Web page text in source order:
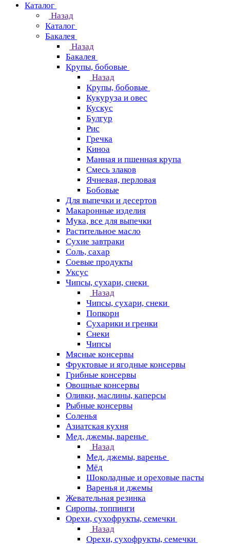
Каталог
Назад
Каталог
Бакалея
Назад
Бакалея
Крупы, бобовые
Назад
Крупы, бобовые
Кукуруза и овес
Кускус
Булгур
Рис
Гречка
Киноа
Манная и пшенная крупа
Смесь злаков
Ячневая, перловая
Бобовые
Для выпечки и десертов
Макаронные изделия
Мука, все для выпечки
Растительное масло
Сухие завтраки
Соль, сахар
Соевые продукты
Уксус
Чипсы, сухари, снеки
Назад
Чипсы, сухари, снеки
Попкорн
Сухарики и гренки
Снеки
Чипсы
Мясные консервы
Фруктовые и ягодные консервы
Грибные консервы
Овощные консервы
Оливки, маслины, каперсы
Рыбные консервы
Соленья
Азиатская кухня
Мед, джемы, варенье
Назад
Мед, джемы, варенье
Мёд
Шоколадные и ореховые пасты
Варенья и джемы
Жевательная резинка
Сиропы, топпинги
Орехи, сухофрукты, семечки
Назад
Орехи, сухофрукты, семечки